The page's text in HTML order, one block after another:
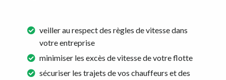
veiller au respect des règles de vitesse dans
votre entreprise
minimiser les excès de vitesse de votre flotte
sécuriser les trajets de vos chauffeurs et des